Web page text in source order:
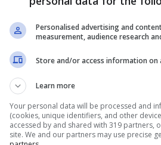
i vuoti pomeridiani. I
territori più vasti da coprire.
che diventano croniche.
solo la mattina è un
invito all’isolamento. Un
segnali deboli.
Personalised advertising and
measurement, audience research
Store and/or access information on
Learn more
Your personal data will be processed and
(cookies, unique identifiers, and other
accessed by and shared with 319 partners,
site. We and our partners may use precise